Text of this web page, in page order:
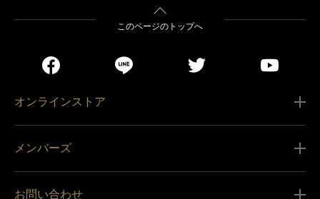
このページのトップへ
オンラインストア
メンバーズ
お問い合わせ